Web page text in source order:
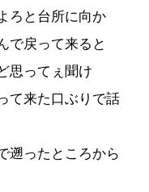
ろと台所に向か
で戻って来ると
思ってぇ聞け
て来た口ぶりで話
遡ったところから